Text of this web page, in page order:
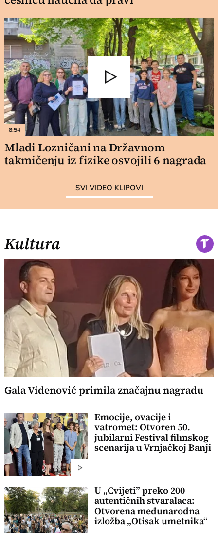
8:54
Mladi Lozničani na Državnom
takmičenju iz fizike osvojili 6 nagrada
SVI VIDEO KLIPOVI
Kultura
Gala Videnović primila značajnu nagradu
Emocije, ovacije i
vatromet: Otvoren 50.
jubilarni Festival filmskog
scenarija u Vrnjačkoj Banji
U „Cvijeti” preko 200
autentičnih stvaralaca:
Otvorena međunarodna
izložba „Otisak umetnika“